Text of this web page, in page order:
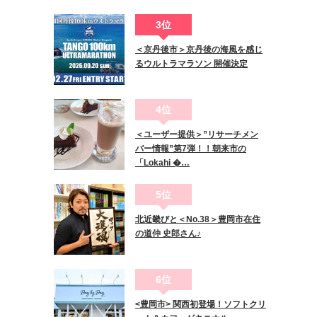
3位
＜京丹後市＞京丹後の海風を感じ
るウルトラマラソン 開催決定
4位
＜ユーザー提供＞”リサーチメン
バー情報”第7弾！！朝来市の
「Lokahi �…
5位
北近畿びと＜No.38＞豊岡市在住
の道仲 史郎さん♪
6位
<豊岡市> 関西初登場！ソフトクリ